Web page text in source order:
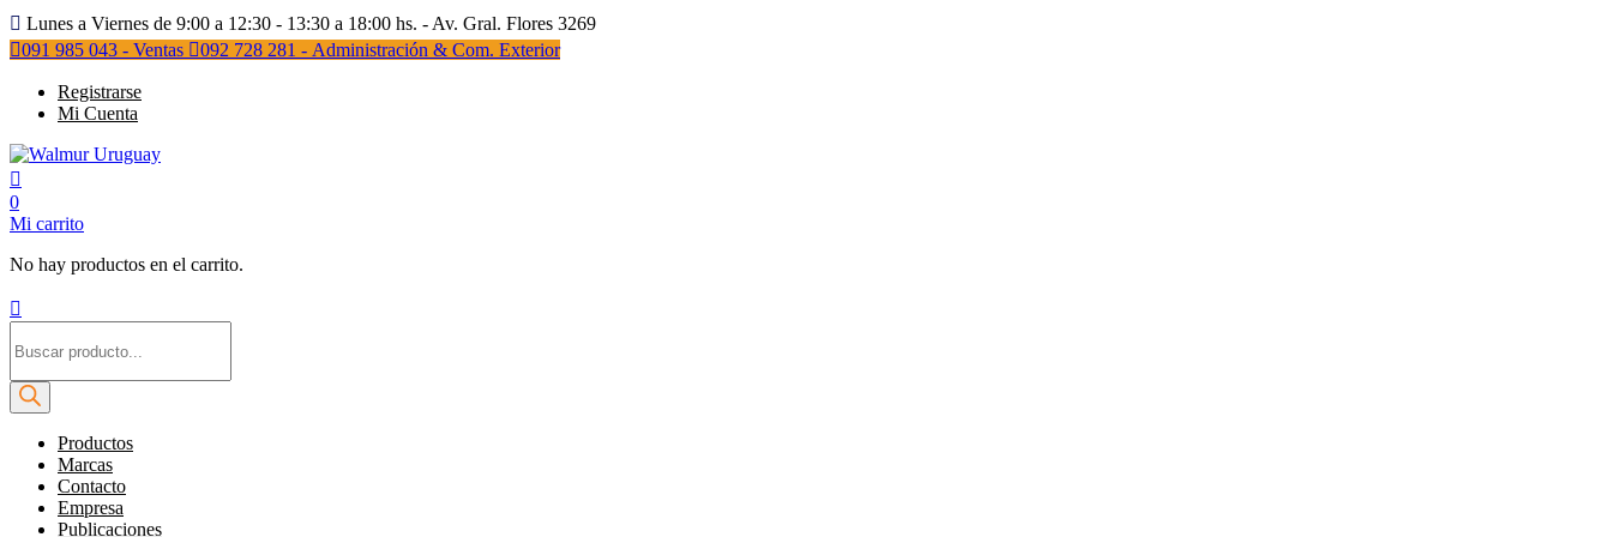
Lunes a Viernes de 9:00 a 12:30 - 13:30 a 18:00 hs. - Av. Gral. Flores 3269
091 985 043 - Ventas
092 728 281 - Administración & Com. Exterior
Registrarse
Mi Cuenta
0
Mi carrito
No hay productos en el carrito.
de
Productos
Marcas
Contacto
Empresa
Publicaciones